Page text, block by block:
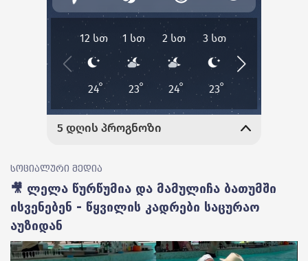
სოციალური მედია
🎥 ლელა წურწუმია და მამულიჩა ბათუმში
ისვენებენ - წყვილის კადრები საცურაო
აუზიდან